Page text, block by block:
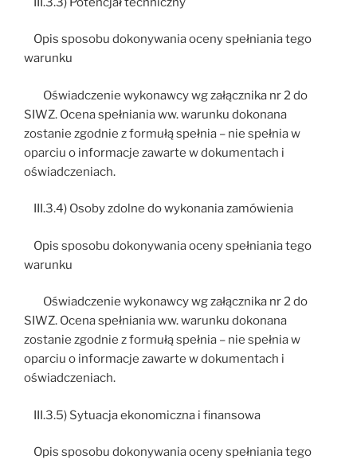
Opis sposobu dokonywania oceny spełniania tego
warunku
Oświadczenie wykonawcy wg załącznika nr 2 do
SIWZ. Ocena spełniania ww. warunku dokonana
zostanie zgodnie z formułą spełnia – nie spełnia w
oparciu o informacje zawarte w dokumentach i
oświadczeniach.
III.3.4) Osoby zdolne do wykonania zamówienia
Opis sposobu dokonywania oceny spełniania tego
warunku
Oświadczenie wykonawcy wg załącznika nr 2 do
SIWZ. Ocena spełniania ww. warunku dokonana
zostanie zgodnie z formułą spełnia – nie spełnia w
oparciu o informacje zawarte w dokumentach i
oświadczeniach.
III.3.5) Sytuacja ekonomiczna i finansowa
Opis sposobu dokonywania oceny spełniania tego